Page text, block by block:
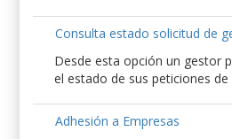
Consulta estado solicitud de
Desde esta opción un gestor
el estado de sus peticiones de
Adhesión a Empresas